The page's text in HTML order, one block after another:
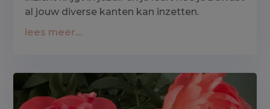
al jouw diverse kanten kan inzetten.
lees meer...